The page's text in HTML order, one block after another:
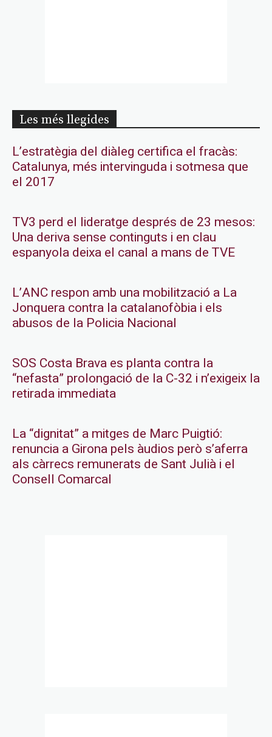
Les més llegides
L’estratègia del diàleg certifica el fracàs:
Catalunya, més intervinguda i sotmesa que
el 2017
TV3 perd el lideratge després de 23 mesos:
Una deriva sense continguts i en clau
espanyola deixa el canal a mans de TVE
L’ANC respon amb una mobilització a La
Jonquera contra la catalanofòbia i els
abusos de la Policia Nacional
SOS Costa Brava es planta contra la
“nefasta” prolongació de la C-32 i n’exigeix la
retirada immediata
La “dignitat” a mitges de Marc Puigtió:
renuncia a Girona pels àudios però s’aferra
als càrrecs remunerats de Sant Julià i el
Consell Comarcal